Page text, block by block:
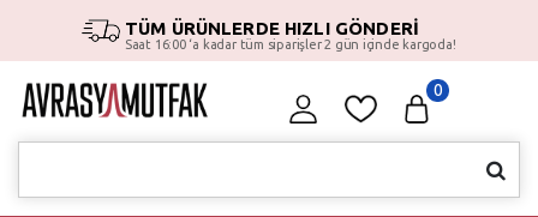
TÜM ÜRÜNLERDE HIZLI GÖNDERİ
Saat 16:00 ‘a kadar tüm siparişler 2 gün içinde kargoda!
0